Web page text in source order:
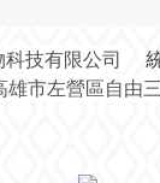
技有限公司 統
雄市左營區自由